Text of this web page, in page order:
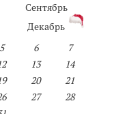
Сентябрь
Декабрь
5 6
7
13
14
20
21
27
28